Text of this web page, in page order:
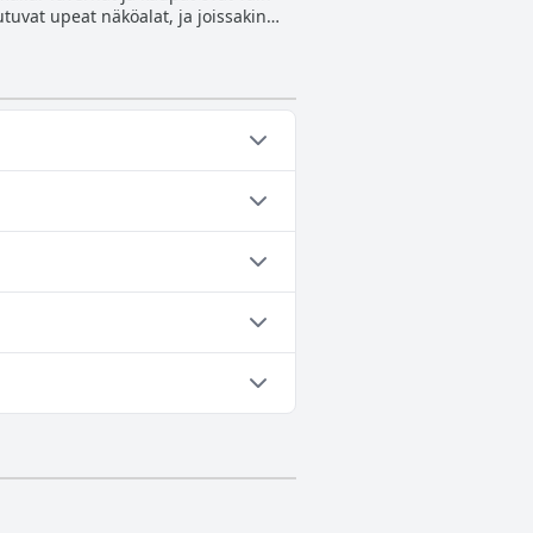
upeat näköalat, ja joissakin
Loutron rannan
uimisesta,